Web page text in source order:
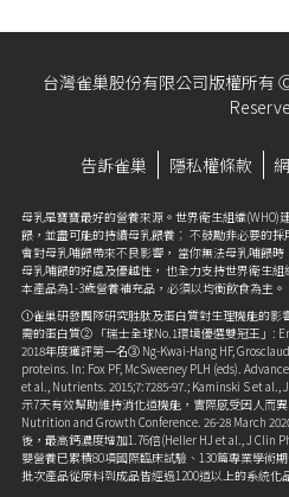
台灣雀巢股份有限公司版權所有
告訴雀巢 隱私權條款
母乳是寶寶最好的營養來源。世界衛生組織(WHO)
餵，並盡可能的持續母乳餵養； 不鼓勵非必要的
會對母乳哺餵帶來不良影響， 當你無法母乳哺餵
母乳哺餵的好處及優越性， 也全力支持世界衛生組
本產品為1-3歲營養補充品，必須以均衡飲食為主。
①雀巢研發團隊研究胜肽及蛋白質對生理機能的影
需的蛋白質② 「瑞士全球No.1環境優選雙冠王」:
2018年度獲評第一名③ Ng-Kwai-Hang HF,
proteins. In: Fox PF, McSweeney PLH (eds).
et al., Nutrients. 2015;7:7285-97.; Kaminski S et
示7天有效幫助維持消化道機能，實際感受因人而
Nutrition and Growth Conference. 26-28 March
後，最高鈣濃度增加1.76倍(Heller HJ et al., J Clin
嬰營養已累積80項國際臨床試驗、130篇專業學術
批次產品從原料到成品皆經過1200道以上的系統化